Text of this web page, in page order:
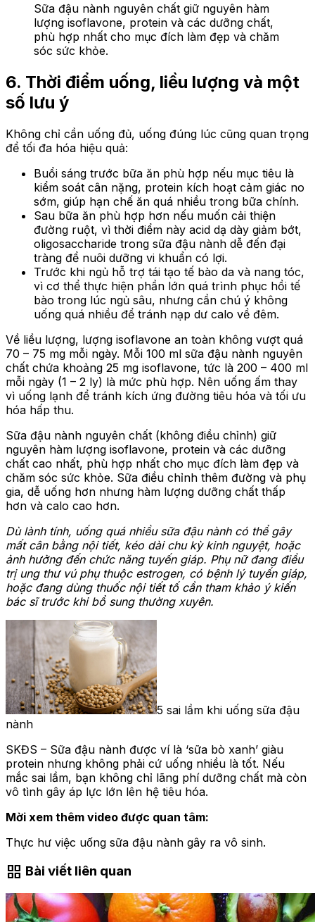
Sữa đậu nành nguyên chất giữ nguyên hàm
lượng isoflavone, protein và các dưỡng chất,
phù hợp nhất cho mục đích làm đẹp và chăm
sóc sức khỏe.
6. Thời điểm uống, liều lượng và một
số lưu ý
Không chỉ cần uống đủ, uống đúng lúc cũng quan trọng
để tối đa hóa hiệu quả:
Buổi sáng trước bữa ăn phù hợp nếu mục tiêu là
kiểm soát cân nặng, protein kích hoạt cảm giác no
sớm, giúp hạn chế ăn quá nhiều trong bữa chính.
Sau bữa ăn phù hợp hơn nếu muốn cải thiện
đường ruột, vì thời điểm này acid dạ dày giảm bớt,
oligosaccharide trong sữa đậu nành dễ đến đại
tràng để nuôi dưỡng vi khuẩn có lợi.
Trước khi ngủ hỗ trợ tái tạo tế bào da và nang tóc,
vì cơ thể thực hiện phần lớn quá trình phục hồi tế
bào trong lúc ngủ sâu, nhưng cần chú ý không
uống quá nhiều để tránh nạp dư calo về đêm.
Về liều lượng, lượng isoflavone an toàn không vượt quá
70 – 75 mg mỗi ngày. Mỗi 100 ml sữa đậu nành nguyên
chất chứa khoảng 25 mg isoflavone, tức là 200 – 400 ml
mỗi ngày (1 – 2 ly) là mức phù hợp. Nên uống ấm thay
vì uống lạnh để tránh kích ứng đường tiêu hóa và tối ưu
hóa hấp thu.
Sữa đậu nành nguyên chất (không điều chỉnh) giữ
nguyên hàm lượng isoflavone, protein và các dưỡng
chất cao nhất, phù hợp nhất cho mục đích làm đẹp và
chăm sóc sức khỏe. Sữa điều chỉnh thêm đường và phụ
gia, dễ uống hơn nhưng hàm lượng dưỡng chất thấp
hơn và calo cao hơn.
Dù lành tính, uống quá nhiều sữa đậu nành có thể gây
mất cân bằng nội tiết, kéo dài chu kỳ kinh nguyệt, hoặc
ảnh hưởng đến chức năng tuyến giáp. Phụ nữ đang điều
trị ung thư vú phụ thuộc estrogen, có bệnh lý tuyến giáp,
hoặc đang dùng thuốc nội tiết tố cần tham khảo ý kiến
bác sĩ trước khi bổ sung thường xuyên.
5 sai lầm khi uống sữa đậu
nành
SKĐS – Sữa đậu nành được ví là ‘sữa bò xanh’ giàu
protein nhưng không phải cứ uống nhiều là tốt. Nếu
mắc sai lầm, bạn không chỉ lãng phí dưỡng chất mà còn
vô tình gây áp lực lớn lên hệ tiêu hóa.
Mời xem thêm video được quan tâm:
Thực hư việc uống sữa đậu nành gây ra vô sinh.
grid_view Bài viết liên quan